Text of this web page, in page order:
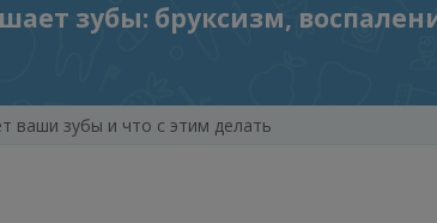
зубы: бруксизм,
ваши зубы и что с этим делать